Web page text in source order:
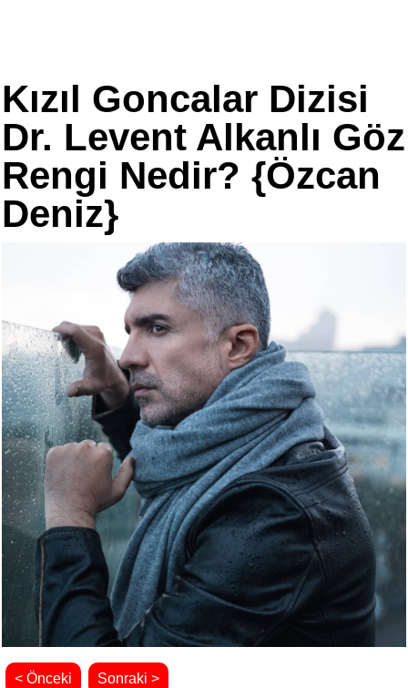
Kızıl Goncalar Dizisi
Dr. Levent Alkanlı Göz
Rengi Nedir? {Özcan
Deniz}
< Önceki Sonraki >